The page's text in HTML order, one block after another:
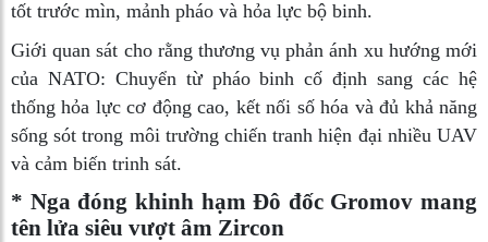
tốt trước mìn, mảnh pháo và hỏa lực bộ binh.
Giới quan sát cho rằng thương vụ phản ánh xu hướng mới
của NATO: Chuyển từ pháo binh cố định sang các hệ
thống hỏa lực cơ động cao, kết nối số hóa và đủ khả năng
sống sót trong môi trường chiến tranh hiện đại nhiều UAV
và cảm biến trinh sát.
* Nga đóng khinh hạm Đô đốc Gromov mang
tên lửa siêu vượt âm Zircon